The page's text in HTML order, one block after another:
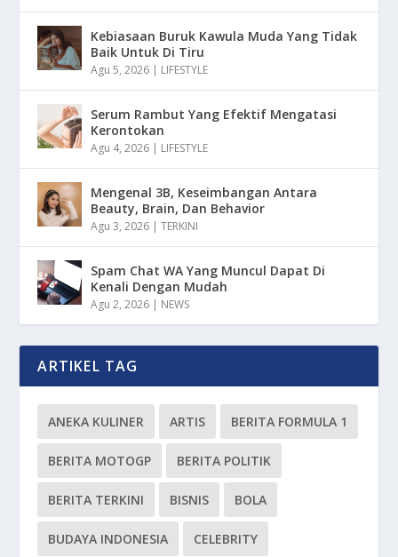
Kebiasaan Buruk Kawula Muda Yang Tidak
Baik Untuk Di Tiru
Agu 5, 2026 | LIFESTYLE
Serum Rambut Yang Efektif Mengatasi
Kerontokan
Agu 4, 2026 | LIFESTYLE
Mengenal 3B, Keseimbangan Antara
Beauty, Brain, Dan Behavior
Agu 3, 2026 |TERKINI
Spam Chat WA Yang Muncul Dapat Di
Kenali Dengan Mudah
Agu 2, 2026 | NEWS
ARTIKEL TAG
ANEKA KULINER ARTIS BERITA FORMULA 1
BERITA MOTOGP BERITA POLITIK
BERITA TERKINI BISNIS BOLA
BUDAYA INDONESIA CELEBRITY